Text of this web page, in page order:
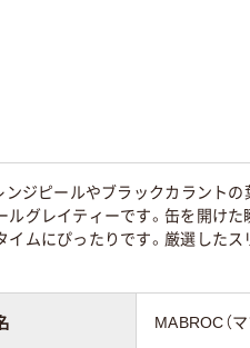
ジピールやブラックカラントの
グレイティーです。缶を開け
ムにぴったりです。厳選した
MABROC（マ